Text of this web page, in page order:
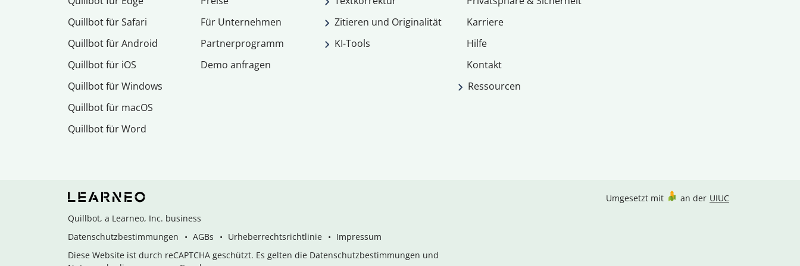
Quillbot für Safari
Quillbot für Android
Quillbot für iOS
Quillbot für Windows
Quillbot für macOS
Quillbot für Word
Für Unternehmen
Partnerprogramm
Demo anfragen
Zitieren und Originalität
KI-Tools
Karriere
Hilfe
Kontakt
Ressourcen
Quillbot, a Learneo, Inc. business
Datenschutzbestimmungen
AGBs Urheberrechtsrichtlinie
Impressum
Diese Website ist durch reCAPTCHA geschützt. Es gelten die Datenschutzbestimmungen und
Umgesetzt mit an der UIUC